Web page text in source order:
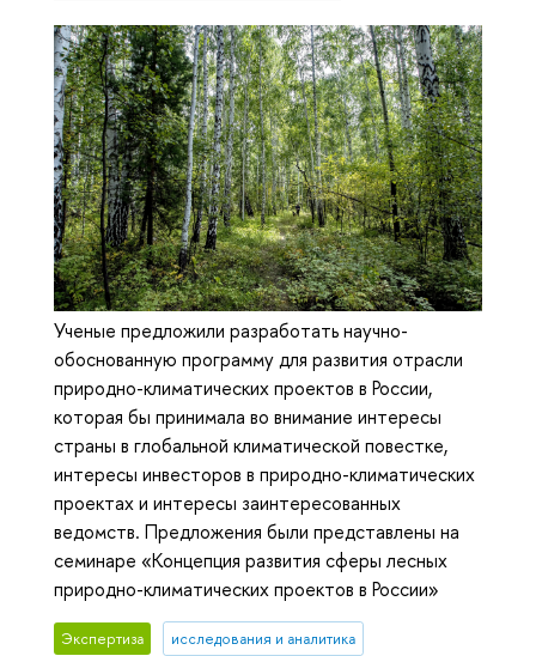
Ученые предложили разработать научно-
обоснованную программу для развития отрасли
природно-климатических проектов в России,
которая бы принимала во внимание интересы
страны в глобальной климатической повестке,
интересы инвесторов в природно-климатических
проектах и интересы заинтересованных
ведомств. Предложения были представлены на
семинаре «Концепция развития сферы лесных
природно-климатических проектов в России»
Экспертиза исследования и аналитика